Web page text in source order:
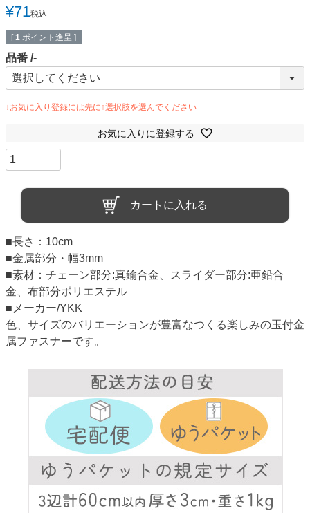
¥71税込
[ 1 ポイント進呈 ]
品番 -
お気に入りに登録する
カートに入れる
■長さ：10cm
■金属部分・幅3mm
■素材：チェーン部分:真鍮合金、スライダー部分:亜鉛合
金、布部分ポリエステル
■メーカー/YKK
色、サイズのバリエーションが豊富なつくる楽しみの玉付金
属ファスナーです。